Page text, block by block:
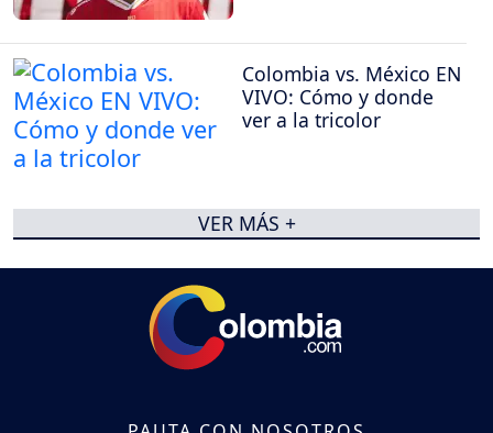
Colombia vs. México EN
VIVO: Cómo y donde
ver a la tricolor
VER MÁS +